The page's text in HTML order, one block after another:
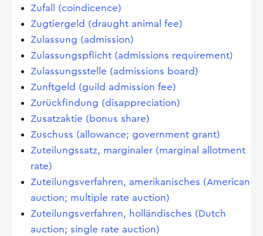
Zufall (coindicence)
Zugtiergeld (draught animal fee)
Zulassung (admission)
Zulassungspflicht (admissions requirement)
Zulassungsstelle (admissions board)
Zunftgeld (guild admission fee)
Zurückfindung (disappreciation)
Zusatzaktie (bonus share)
Zuschuss (allowance; government grant)
Zuteilungssatz, marginaler (marginal allotment
rate)
Zuteilungsverfahren, amerikanisches (American
auction; multiple rate auction)
Zuteilungsverfahren, holländisches (Dutch
auction; single rate auction)